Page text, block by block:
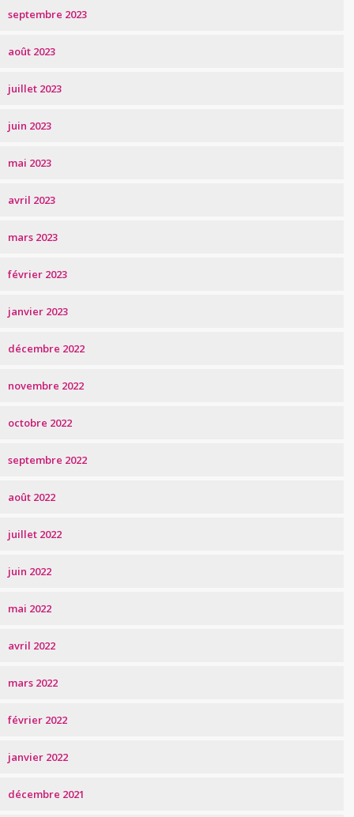
septembre 2023
août 2023
juillet 2023
juin 2023
mai 2023
avril 2023
mars 2023
février 2023
janvier 2023
décembre 2022
novembre 2022
octobre 2022
septembre 2022
août 2022
juillet 2022
juin 2022
mai 2022
avril 2022
mars 2022
février 2022
janvier 2022
décembre 2021